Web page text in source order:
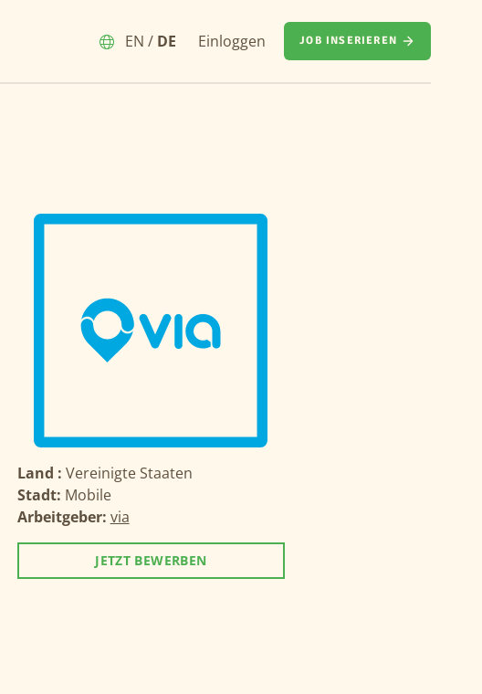
EN / DE Einloggen JOB INSERIEREN
Land : Vereinigte Staaten
Stadt: Mobile
Arbeitgeber: via
JETZT BEWERBEN